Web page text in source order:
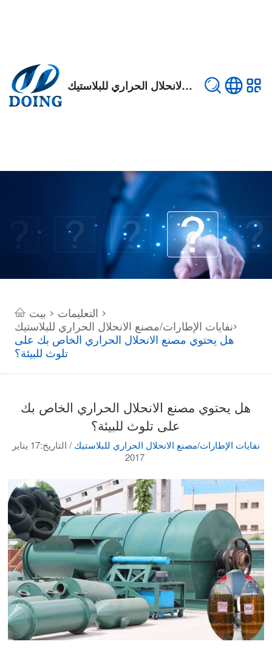
نفايات الإطارات/مصنع الانحلال الحراري للبلاستيك
بيت > التعليمات >
نفايات الإطارات/مصنع الانحلال الحراري للبلاستيك>
هل يحتوي مصنع الانحلال الحراري الخاص بك على
تلوث للبيئة؟
هل يحتوي مصنع الانحلال الحراري الخاص بك
على تلوث للبيئة؟
نفايات الإطارات/مصنع الانحلال الحراري للبلاستيك /
التاريخ:17 يناير
2017